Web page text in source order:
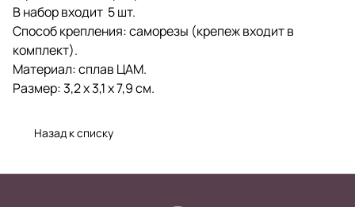
В набор входит 5 шт.
Способ крепления: саморезы (крепеж входит в
комплект).
Материал: сплав ЦАМ.
Размер: 3,2 х 3,1 х 7,9 см.
Назад к списку